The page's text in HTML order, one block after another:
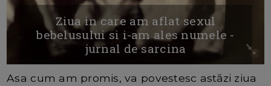
Ziua in care am aflat sexul
bebelusului si i-am ales numele -
jurnal de sarcina
Asa cum am promis, va povestesc astăzi ziua